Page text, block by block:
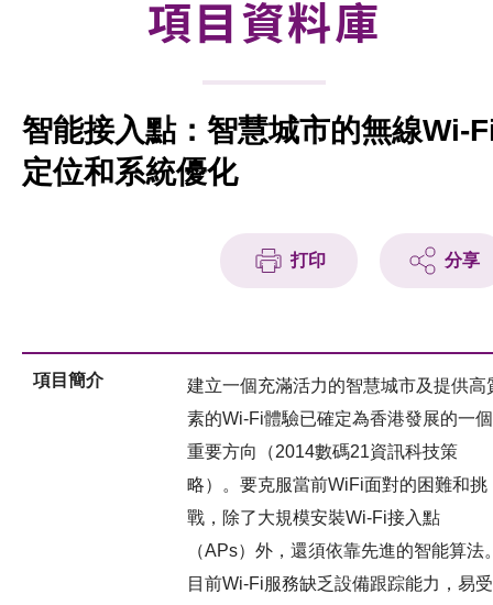
徵求研發項目計劃書
項目夥伴
項目資料庫
智能接入點：智慧城市的無線Wi-
定位和系統優化
打印 分享
項目簡介
建立一個充滿活力的智慧城市及提供高
素的Wi-Fi體驗已確定為香港發展的一個
重要方向（2014數碼21資訊科技策
略）。要克服當前WiFi面對的困難和挑
戰，除了大規模安裝Wi-Fi接入點
（APs）外，還須依靠先進的智能算法
目前Wi-Fi服務缺乏設備跟踪能力，易受